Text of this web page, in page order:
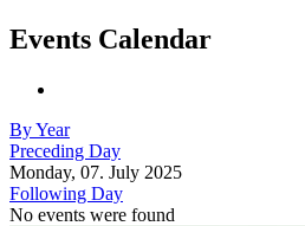
Events Calendar
By Year
Preceding Day
Monday, 07. July 2025
Following Day
No events were found